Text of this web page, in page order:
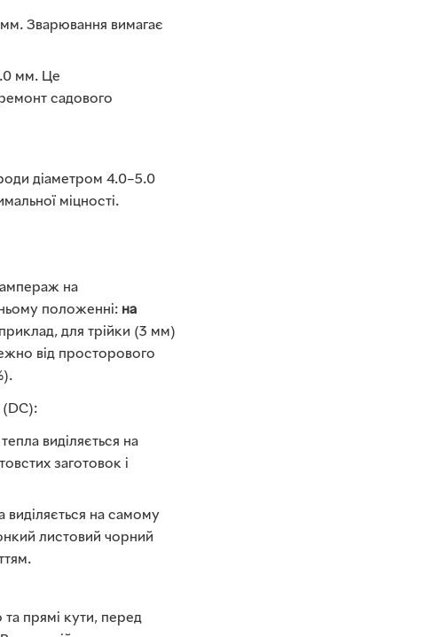
Зварювання вимагає
мм. Це
садового
діаметром 4.0–5.0
міцності.
ампераж на
положенні: на
для трійки (3 мм)
від просторового
(DC):
виділяється на
заготовок і
виділяється на самому
листовий чорний
та прямі кути, перед